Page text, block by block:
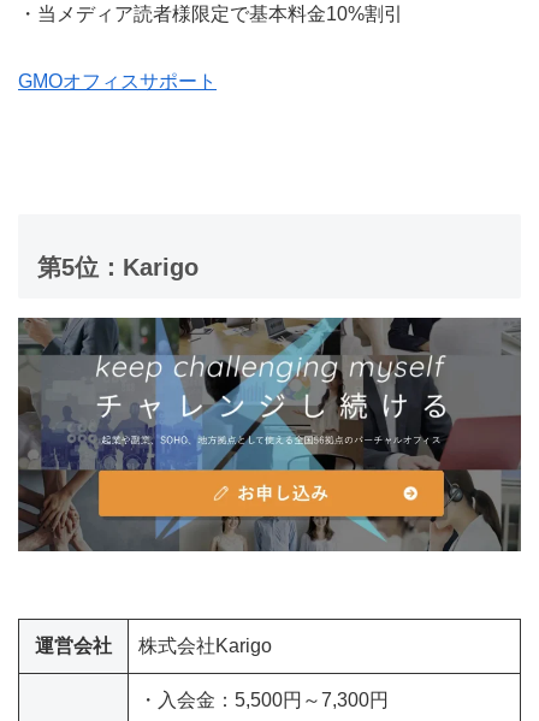
・当メディア読者様限定で基本料金10%割引
GMOオフィスサポート
第5位：Karigo
運営会社 株式会社Karigo
・入会金：5,500円～7,300円